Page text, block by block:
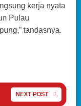
kerja nyata
Pulau
tandasnya.
NEXT POST